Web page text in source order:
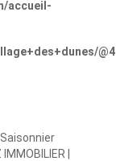
accueil-
|